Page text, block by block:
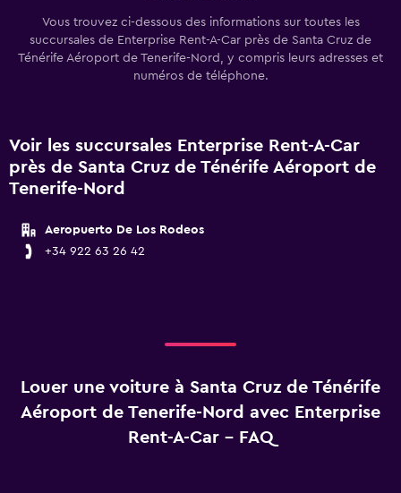
Vous trouvez ci-dessous des informations sur toutes les
succursales de Enterprise Rent-A-Car près de Santa Cruz de
Ténérife Aéroport de Tenerife-Nord, y compris leurs adresses et
numéros de téléphone.
Voir les succursales Enterprise Rent-A-Car
près de Santa Cruz de Ténérife Aéroport de
Tenerife-Nord
Aeropuerto De Los Rodeos
+34 922 63 26 42
Louer une voiture à Santa Cruz de Ténérife
Aéroport de Tenerife-Nord avec Enterprise
Rent-A-Car - FAQ